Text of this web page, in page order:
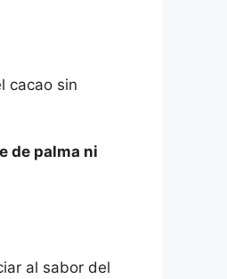
cacao sin
de palma ni
al sabor del